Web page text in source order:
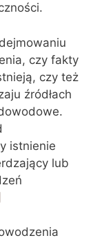
czy fakty
czy też
źródłach
istnienie
lub